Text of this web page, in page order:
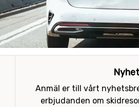
Anmäl er till vårt
erbjudanden om